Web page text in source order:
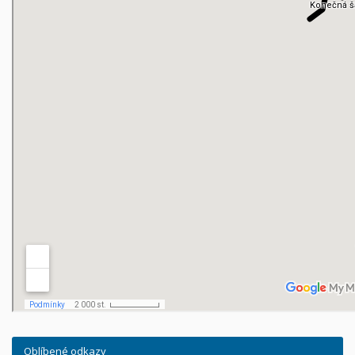
Oblíbené odkazy